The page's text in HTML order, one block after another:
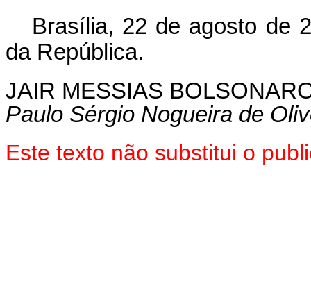
Brasília, 22 de agosto de
da República.
JAIR MESSIAS
Paulo Sérgio Nogueira de
Este texto não substitui o